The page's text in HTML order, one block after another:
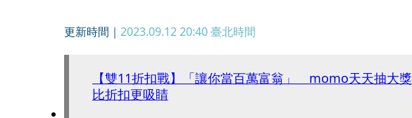
更新時間｜ 2023.09.12 20:40臺北時間
【雙11折扣戰】「讓你當百萬富翁」 momo天天抽大獎
比折扣更吸睛